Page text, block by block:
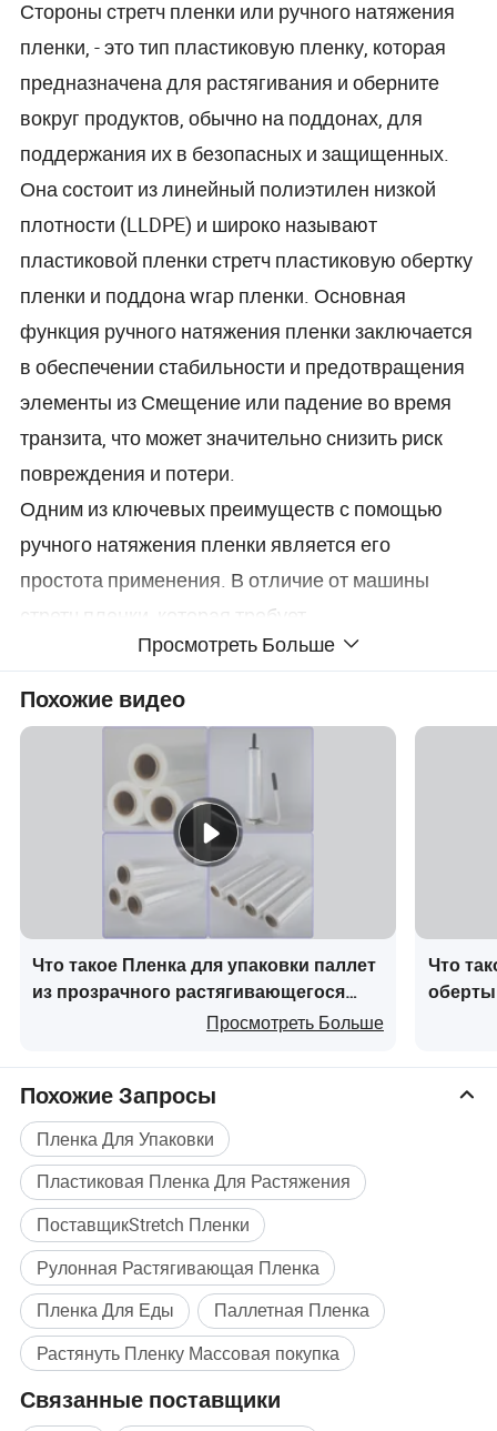
Стороны стретч пленки или ручного натяжения
пленки, - это тип пластиковую пленку, которая
предназначена для растягивания и оберните
вокруг продуктов, обычно на поддонах, для
поддержания их в безопасных и защищенных.
Она состоит из линейный полиэтилен низкой
плотности (LLDPE) и широко называют
пластиковой пленки стретч пластиковую обертку
пленки и поддона wrap пленки. Основная
функция ручного натяжения пленки заключается
в обеспечении стабильности и предотвращения
элементы из Смещение или падение во время
транзита, что может значительно снизить риск
повреждения и потери.
Одним из ключевых преимуществ с помощью
ручного натяжения пленки является его
простота применения. В отличие от машины
стретч пленки, которая требует
специализированного оборудования, растянуть
пленку можно легко применить вручную. Это
делает его идеальным решением для
небольших операций или ситуации, когда
машина не практических. Кроме того, стороны
стретч пленка обеспечивает отличный пищевую
свойства, а также приклеивания пленки для себя
и для нагрузки, обеспечение безопасной и
плотно оберните.
Нашей стороны стретч Пленка выпускается в
различной толщины и длины для
удовлетворения конкретных потребностей
вашего бизнеса. Требуется ли вам легче
манометр для повседневного использования
или более для более надежные приложения, мы
имеем право решение для вас. В фильме также
пункции, стойкий к разрыву, что делает его
удобным как для хранения внутри и вне
помещений.
Просмотреть Больше
Похожие видео
Что такое Пленка для упаковки паллет
из прозрачного растягивающегося
полиэтилена низкой плотности для
Просмотреть Больше
Что
Похожие Запросы
Пленка Для Упаковки
Пластиковая Пленка Для Растяжения
ПоставщикStretch Пленки
Рулонная Растягивающая Пленка
Пленка Для Еды
Паллетная Пленка
Растянуть Пленку Массовая покупка
Связанные поставщики